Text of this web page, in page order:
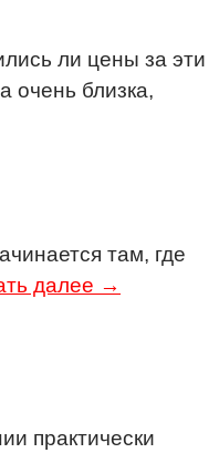
ли цены за эти
очень близка,
там, где
далее →
практически